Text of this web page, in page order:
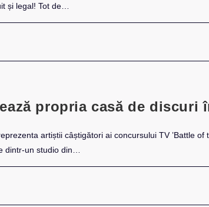
și legal! Tot de…
propria casă de discuri
artiștii câștigători ai concursului TV ’Battle of
dintr-un studio din…